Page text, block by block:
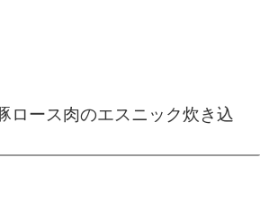
ロース肉のエスニック炊き込